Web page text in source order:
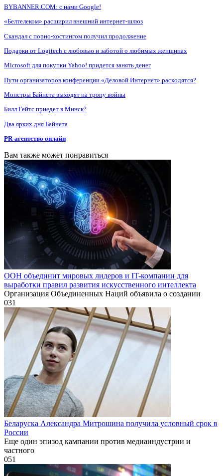
BYBANNER.COM: c нами Google!
«Белтелеком» расширил внешний интернет-шлюз
Скандал с порно-хостингом получил продолжение
Подарки от Logitech с любовью и заботой о любимых женщинах
Microsoft для покупки Yahoo! придется занять денег
Пути организаторов конференции «Деловой Интернет» расходятся?
Монстры Байнета выходят на тропу войны
Билл Гейтс приедет в Минск?
Два ярких дня Байнета
PR-агентство онлайн
Вам также может понравиться
ООН объединит мировых лидеров и IT-компании для
выработки правил развития искусственного интеллекта
Организация Объединенных Наций объявила о создании
031
Беларуска Александра Митрошина получила условный срок в
России
Еще один эпизод кампании против медиаиндустрии и
частного
051